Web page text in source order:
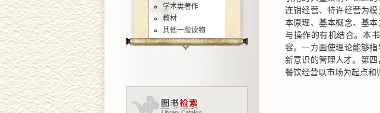
学术类著作
教材
其他一般读物
连销经营、特许经营为
本原理、基本概念、基
与操作的有机结合。本
容。一方面使理论能够
新意识的管理人才。第
餐饮经营以市场为起点和